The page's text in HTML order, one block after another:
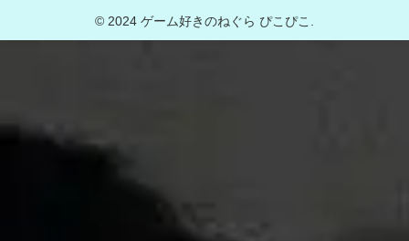
© 2024 ゲーム好きのねぐら ぴこぴこ.